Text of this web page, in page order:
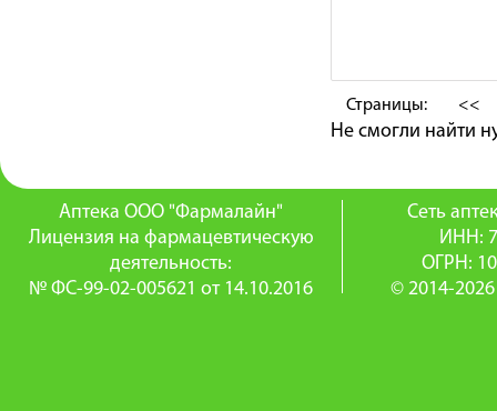
Страницы: <<
Не смогли найти
Аптека ООО "Фармалайн"
Лицензия на фармацевтическую
деятельность:
№ ФС-99-02-005621 от 14.10.2016
Сеть
ИНН:
ОГРН:
© 2014-